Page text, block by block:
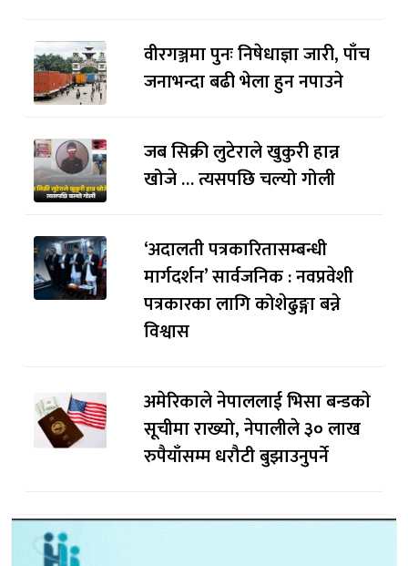
वीरगञ्जमा पुनः निषेधाज्ञा जारी, पाँच
जनाभन्दा बढी भेला हुन नपाउने
जब सिक्री लुटेराले खुकुरी हान्न
खोजे … त्यसपछि चल्यो गोली
‘अदालती पत्रकारितासम्बन्धी
मार्गदर्शन’ सार्वजनिक : नवप्रवेशी
पत्रकारका लागि कोशेढुङ्गा बन्ने
विश्वास
अमेरिकाले नेपाललाई भिसा बन्डकाे
सूचीमा राख्यो, नेपालीले ३० लाख
रुपैयाँसम्म धरौटी बुझाउनुपर्ने